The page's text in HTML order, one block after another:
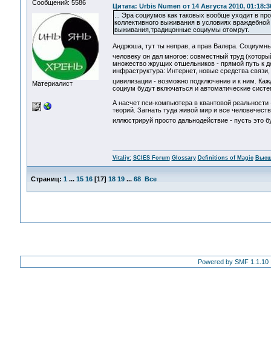
Сообщений: 5586
Материалист
Цитата: Urbis Numen от 14 Августа 2010,
... Эра социумов как таковых вообще уходит в
коллективного выживания в условиях
выживания,традицонные социумы отомрут.
Андрюша, тут ты неправ, а прав Валера.
человеку он дал многое: совместный труд
множество жрущих отшельников - прямой путь к
инфраструктура: Интернет, новые средства
цивилизации - возможно подключение и к ним.
социум будут включаться и автоматические
А насчет пси-компьютера в квантовой
теорий. Загнать туда живой мир и все
иллюстрируй просто дальнодействие - пусть
Vitaliy: SCIES Forum Glossary Definitions of Magic
Страниц: 1 ... 15 16[17] 18 19 ... 68 Все
Powered by SMF 1.1.10